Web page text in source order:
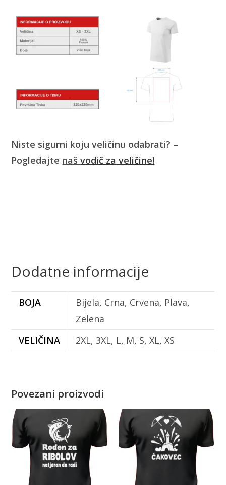
Niste sigurni koju veličinu odabrati? –
Pogledajte našvodič za veličine!
Dodatne informacije
BOJA
Bijela, Crna, Crvena, Plava,
Zelena
VELIČINA
2XL, 3XL, L, M, S, XL, XS
Povezani proizvodi